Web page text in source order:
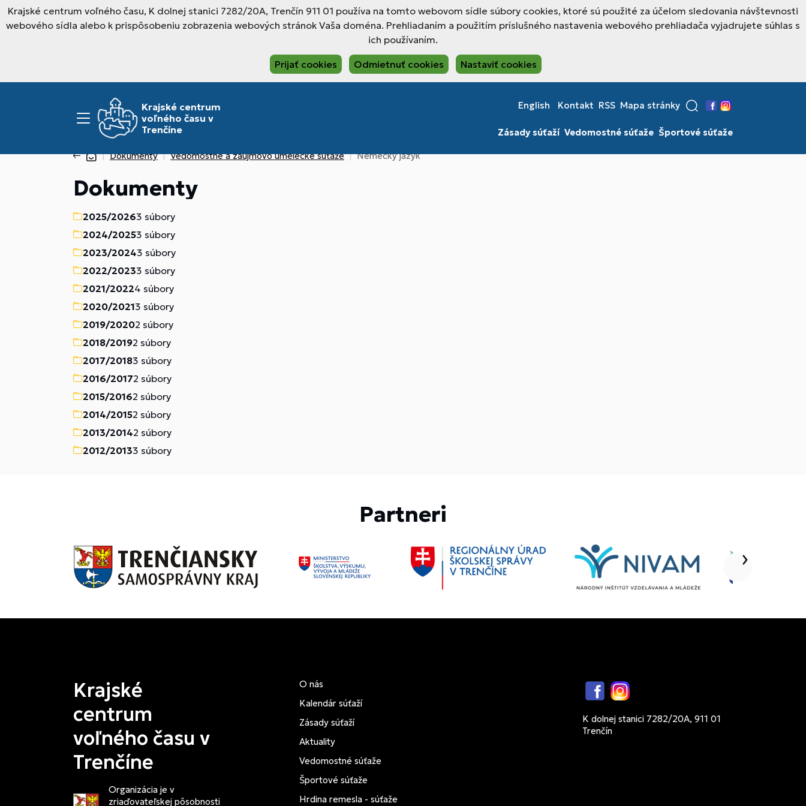
Krajské centrum voľného času, K dolnej stanici 7282/20A, Trenčín 911 01 používa na tomto webovom sídle súbory cookies, ktoré sú použité za účelom sledovania návštevnosti
webového sídla alebo k prispôsobeniu zobrazenia webových stránok Vaša doména. Prehliadaním a použitím príslušného nastavenia webového prehliadača vyjadrujete súhlas s
ich používaním.
Prijať cookies Odmietnuť cookies Nastaviť cookies
Krajské centrum
voľného času v
Trenčíne
English Kontakt RSS Mapa stránky
Facebook
Instagram
Zásady súťaží Vedomostné súťaže Športové súťaže
Dokumenty Vedomostné a záujmovo umelecké súťaže Nemecký jazyk
Dokumenty
2025/20263 súbory
2024/20253 súbory
2023/20243 súbory
2022/20233 súbory
2021/20224 súbory
2020/20213 súbory
2019/20202 súbory
2018/20192 súbory
2017/20183 súbory
2016/20172 súbory
2015/20162 súbory
2014/20152 súbory
2013/20142 súbory
2012/20133 súbory
Partneri
Krajské
centrum
voľného času v
Trenčíne
Organizácia je v
zriaďovateľskej pôsobnosti
O nás
Kalendár súťaží
Zásady súťaží
Aktuality
Vedomostné súťaže
Športové súťaže
Hrdina remesla - súťaže
FacebookInstagram
K dolnej stanici 7282/20A, 911 01
Trenčín